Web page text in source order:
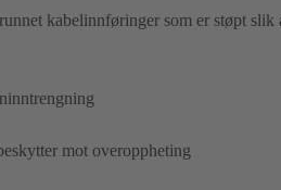
kabelinnføringer som er støpt slik
mot overoppheting